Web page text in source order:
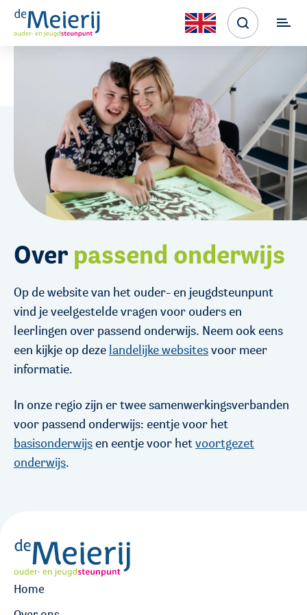
Over passend onderwijs
Op de website van het ouder- en jeugdsteunpunt
vind je veelgestelde vragen voor ouders en
leerlingen over passend onderwijs. Neem ook eens
een kijkje op deze landelijke websitesvoor meer
informatie.
In onze regio zijn er twee samenwerkingsverbanden
voor passend onderwijs: eentje voor het
basisonderwijs en eentje voor hetvoortgezet
onderwijs.
Home